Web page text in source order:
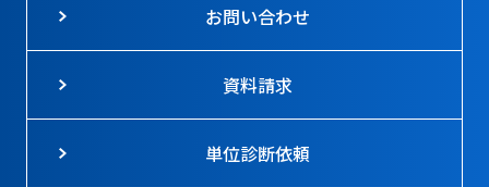
お問い合わせ
資料請求
単位診断依頼